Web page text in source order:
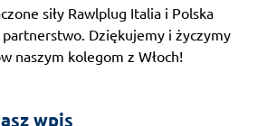
siły Rawlplug Italia i Polska
partnerstwo. Dziękujemy i życzymy
naszym kolegom z Włoch!
wpis